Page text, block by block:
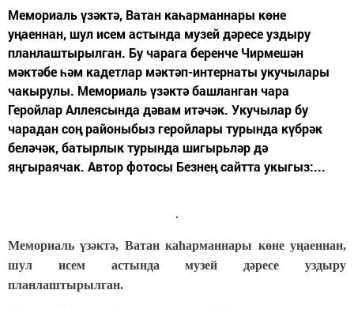
Мемориаль үзәктә, Ватан каһарманнары көне
уңаеннан, шул исем астында музей дәресе уздыру
планлаштырылган. Бу чарага беренче Чирмешән
мәктәбе һәм кадетлар мәктәп-интернаты укучылары
чакырулы. Мемориаль үзәктә башланган чара
Геройлар Аллеясында дәвам итәчәк. Укучылар бу
чарадан соң районыбыз геройлары турында күбрәк
беләчәк, батырлык турында шигырьләр дә
яңгыраячак. Автор фотосы Безнең сайтта укыгыз:...
Мемориаль үзәктә, Ватан каһарманнары көне уңаеннан,
шул исем астында музей дәресе уздыру
планлаштырылган.